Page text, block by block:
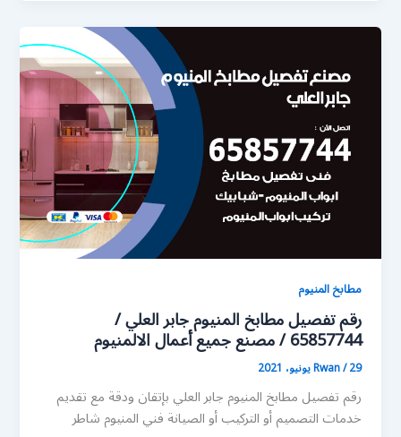
مطابخ المنيوم
رقم تفصيل مطابخ المنيوم جابر العلي /
65857744 / مصنع جميع أعمال الالمنيوم
Rwan/29 يونيو، 2021
رقم تفصيل مطابخ المنيوم جابر العلي بإتقان ودقة مع تقديم
خدمات التصميم أو التركيب أو الصيانة فني المنيوم شاطر